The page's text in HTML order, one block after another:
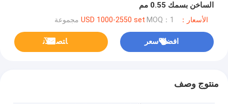
الساخن بسمك 0.55 مم
الأسعار：USD 1000-2550 set MOQ：1 مجموعة
افضل سعر ﺎﺘﺼﻟ ﺍﻶﻧ
منتوج وصف